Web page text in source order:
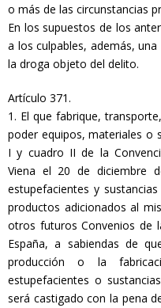
o más de las circunstancias
En los supuestos de los
a los culpables, además,
la droga objeto del delito.
Artículo 371.
1. El que fabrique,
poder equipos, materiales o
I y cuadro II de la
Viena el 20 de diciembre
estupefacientes y
productos adicionados al
otros futuros Convenios de
España, a sabiendas de
producción o la
estupefacientes o
será castigado con la pena